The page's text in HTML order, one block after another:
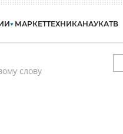
МАРКЕТТЕХНИКАНАУКАТВ
слову